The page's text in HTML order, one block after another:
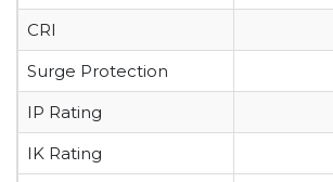
CRI
Surge Protection
IP Rating
IK Rating